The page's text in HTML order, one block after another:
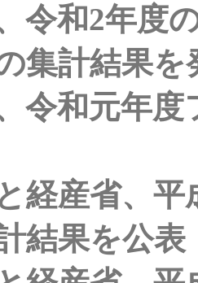
令和2年度
集計結果を
令和元年
経産省、
結果を公表